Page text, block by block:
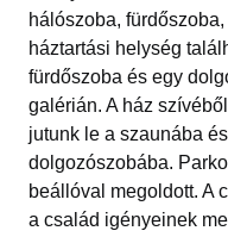
hálószoba,
háztartási helység
fürdőszoba és egy
galérián. A ház
jutunk le a szaunába
dolgozószobába.
beállóval megoldott. A
a család igényeinek